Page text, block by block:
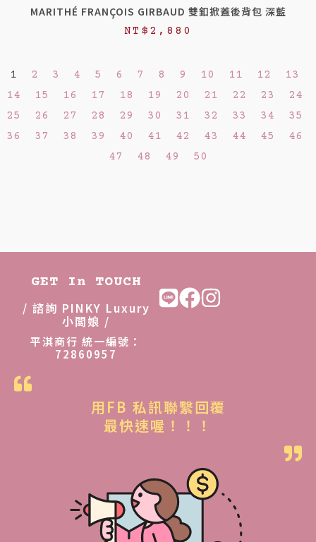
MARITHÉ FRANÇOIS GIRBAUD 雙釦掀蓋後背包 深藍
NT$ 2,880
1 2 3 4 5 6 7 8 9 10 11 12
13
14
15 16 17 18 19 20 21 22 23
24
25
26 27 28 29 30 31 32 33 34
35
36
37 38 39 40 41 42 43 44 45
46
47
48 49 50
GET In TOUCH
/ 諮詢 PINKY Luxury
小闆娘 /
平淇商行 統一編號：
72860957
用FB 私訊聯繫回覆
最快速喔！！！